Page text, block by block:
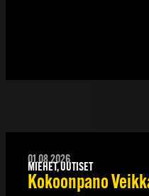
01.08.2026
MIEHET, UUTISET
Kokoonpano